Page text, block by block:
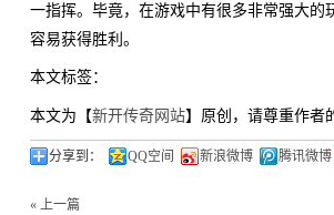
一指挥。毕竟，在游戏中有很多非常强大
容易获得胜利。
本文标签：
本文为【新开传奇网站】原创，请尊重作者
分享到： QQ空间 新浪微博 腾讯微博
« 上一篇